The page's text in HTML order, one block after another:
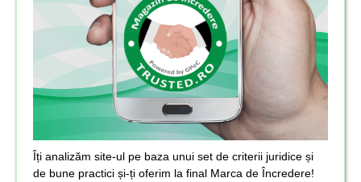
Îți analizăm site-ul pe baza unui set de criterii juridice și
de bune practici și-ți oferim la final Marca de Încredere!